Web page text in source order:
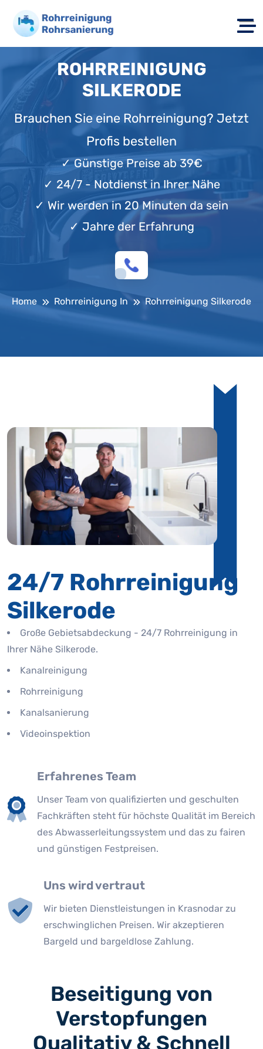
ROHRREINIGUNG
SILKERODE
Brauchen Sie eine Rohrreinigung? Jetzt
Profis bestellen
✓Günstige Preise ab 39€
✓ 24/7 - Notdienst in Ihrer Nähe
✓ Wir werden in 20 Minuten da sein
✓ Jahre der Erfahrung
Home Rohrreinigung In Rohrreinigung Silkerode
24/7 Rohrreinigung
Silkerode
Große Gebietsabdeckung - 24/7 Rohrreinigung in
Ihrer Nähe Silkerode.
Kanalreinigung
Rohrreinigung
Kanalsanierung
Videoinspektion
Erfahrenes Team
Unser Team von qualifizierten und geschulten
Fachkräften steht für höchste Qualität im Bereich
des Abwasserleitungssystem und das zu fairen
und günstigen Festpreisen.
Uns wird vertraut
Wir bieten Dienstleistungen in Krasnodar zu
erschwinglichen Preisen. Wir akzeptieren
Bargeld und bargeldlose Zahlung.
Beseitigung von
Verstopfungen
Qualitativ & Schnell